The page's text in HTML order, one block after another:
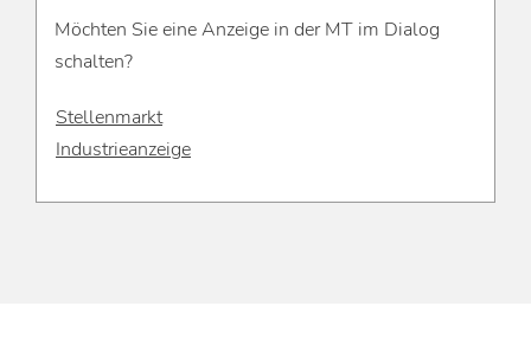
Möchten Sie eine Anzeige in der MT im Dialog
schalten?
Stellenmarkt
Industrieanzeige